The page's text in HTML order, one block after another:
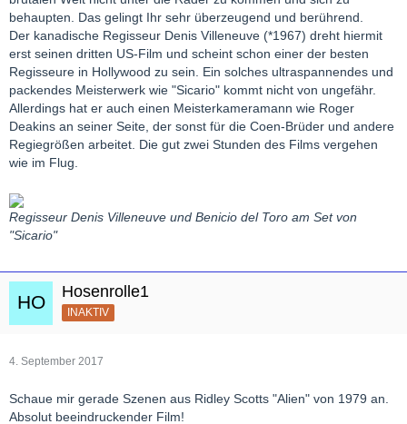
behaupten. Das gelingt Ihr sehr überzeugend und berührend.
Der kanadische Regisseur Denis Villeneuve (*1967) dreht hiermit
erst seinen dritten US-Film und scheint schon einer der besten
Regisseure in Hollywood zu sein. Ein solches ultraspannendes und
packendes Meisterwerk wie "Sicario" kommt nicht von ungefähr.
Allerdings hat er auch einen Meisterkameramann wie Roger
Deakins an seiner Seite, der sonst für die Coen-Brüder und andere
Regiegrößen arbeitet. Die gut zwei Stunden des Films vergehen
wie im Flug.
Regisseur Denis Villeneuve und Benicio del Toro am Set von
"Sicario"
Hosenrolle1
INAKTIV
4. September 2017
Schaue mir gerade Szenen aus Ridley Scotts "Alien" von 1979 an.
Absolut beeindruckender Film!